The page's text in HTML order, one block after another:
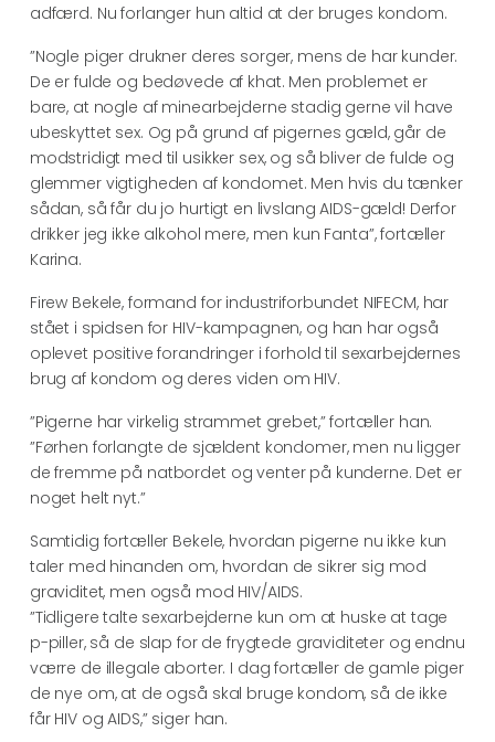
adfærd. Nu forlanger hun altid at der bruges kondom.
”Nogle piger drukner deres sorger, mens de har kunder.
De er fulde og bedøvede af khat. Men problemet er
bare, at nogle af minearbejderne stadig gerne vil have
ubeskyttet sex. Og på grund af pigernes gæld, går de
modstridigt med til usikker sex, og så bliver de fulde og
glemmer vigtigheden af kondomet. Men hvis du tænker
sådan, så får du jo hurtigt en livslang AIDS-gæld! Derfor
drikker jeg ikke alkohol mere, men kun Fanta”, fortæller
Karina.
Firew Bekele, formand for industriforbundet NIFECM, har
stået i spidsen for HIV-kampagnen, og han har også
oplevet positive forandringer i forhold til sexarbejdernes
brug af kondom og deres viden om HIV.
”Pigerne har virkelig strammet grebet,” fortæller han.
”Førhen forlangte de sjældent kondomer, men nu ligger
de fremme på natbordet og venter på kunderne. Det er
noget helt nyt.”
Samtidig fortæller Bekele, hvordan pigerne nu ikke kun
taler med hinanden om, hvordan de sikrer sig mod
graviditet, men også mod HIV/AIDS.
”Tidligere talte sexarbejderne kun om at huske at tage
p-piller, så de slap for de frygtede graviditeter og endnu
værre de illegale aborter. I dag fortæller de gamle piger
de nye om, at de også skal bruge kondom, så de ikke
får HIV og AIDS,” siger han.